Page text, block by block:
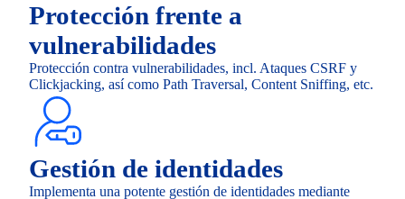
Protección frente a
vulnerabilidades
Protección contra vulnerabilidades, incl. Ataques CSRF y
Clickjacking, así como Path Traversal, Content Sniffing, etc.
Gestión de identidades
Implementa una potente gestión de identidades mediante